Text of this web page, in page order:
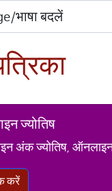
ज्योतिष
अंक ज्योतिष,
करें